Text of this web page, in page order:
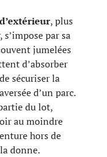
, plus
par sa
jumelées
d’absorber
sécuriser la
d’un parc.
du lot,
au moindre
hors de
donne.